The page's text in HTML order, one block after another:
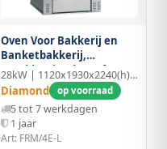
Oven Voor Bakkerij en
Banketbakkerij,
Ronddraaiend, 15 of 18
Niv. (450x650 mm of
500x700 Mm)
28kW | 1120x1930x2240(h)mm
Diamond op voorraad
5 tot 7 werkdagen
1 jaar
Art: FRM/4E-L